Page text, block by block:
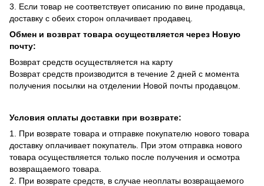
3. Если товар не соответствует описанию по вине продавца,
доставку с обеих сторон оплачивает продавец.
Обмен и возврат товара осуществляется через Новую
почту:
Возврат средств осуществляется на карту
Возврат средств производится в течение 2 дней с момента
получения посылки на отделении Новой почты продавцом.
Условия оплаты доставки при возврате:
1. При возврате товара и отправке покупателю нового товара
доставку оплачивает покупатель. При этом отправка нового
товара осуществляется только после получения и осмотра
возвращаемого товара.
2. При возврате средств, в случае неоплаты возвращаемого